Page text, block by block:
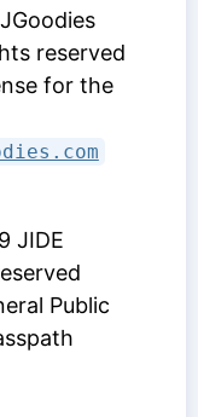
reserved
for the
JIDE
Public